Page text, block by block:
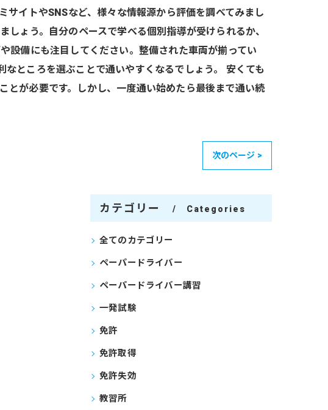
サイトやSNSなど、様々な情報源から評価を調べてみまし
ょう。自分のペースで学べる個別指導が受けられるか、
設備にも注目してください。整備された車両が揃ってい
ところを選ぶことで通いやすくなるでしょう。 安くても
とが必要です。しかし、一度通い始めたら最後まで通い続
次のページ >
カテゴリー Categories
全てのカテゴリー
ペーパードライバー
ペーパードライバー講習
一発試験
免許
免許取得
免許失効
教習所